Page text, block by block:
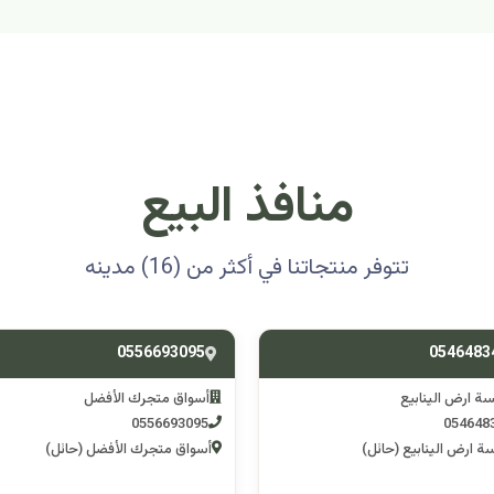
منافذ البيع
تتوفر منتجاتنا في أكثر من (16) مدينه
متجرك الأفضل
متجرك الأفضل (حائل)
0501314012
اسوق مكشات جو
0501314012
اسوق مكشات جو (الرصف)